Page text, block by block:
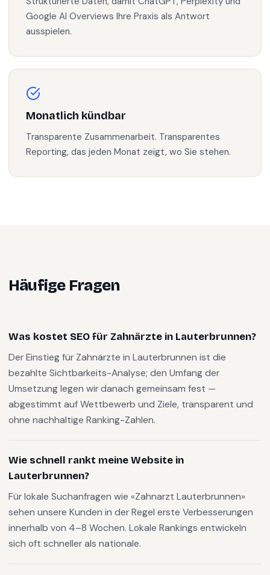
Google AI Overviews Ihre Praxis als Antwort
ausspielen.
Monatlich kündbar
Transparente Zusammenarbeit. Transparentes
Reporting, das jeden Monat zeigt, wo Sie stehen.
Häufige Fragen
Was kostet SEO für Zahnärzte in Lauterbrunnen?
Der Einstieg für Zahnärzte in Lauterbrunnen ist die
bezahlte Sichtbarkeits-Analyse; den Umfang der
Umsetzung legen wir danach gemeinsam fest —
abgestimmt auf Wettbewerb und Ziele, transparent und
ohne nachhaltige Ranking-Zahlen.
Wie schnell rankt meine Website in
Lauterbrunnen?
Für lokale Suchanfragen wie «Zahnarzt Lauterbrunnen»
sehen unsere Kunden in der Regel erste Verbesserungen
innerhalb von 4–8 Wochen. Lokale Rankings entwickeln
sich oft schneller als nationale.